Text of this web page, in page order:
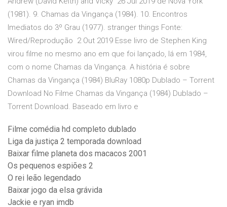
(1981). 9. Chamas da Vingança (1984). 10. Encontros
Imediatos do 3º Grau (1977). stranger things Fonte:
Wired/Reprodução 2 Out 2019 Esse livro de Stephen King
virou filme no mesmo ano em que foi lançado, lá em 1984,
com o nome Chamas da Vingança. A história é sobre
Chamas da Vingança (1984) BluRay 1080p Dublado – Torrent
Download No Filme Chamas da Vingança (1984) Dublado –
Torrent Download. Baseado em livro e
Filme comédia hd completo dublado
Liga da justiça 2 temporada download
Baixar filme planeta dos macacos 2001
Os pequenos espiões 2
O rei leão legendado
Baixar jogo da elsa grávida
Jackie e ryan imdb